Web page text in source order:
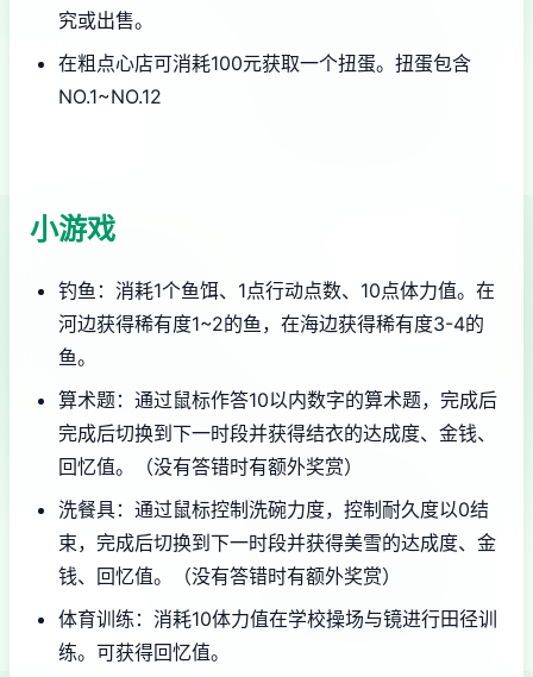
究或出售。
在粗点心店可消耗100元获取一个扭蛋。扭蛋包含
NO.1~NO.12
小游戏
钓鱼：消耗1个鱼饵、1点行动点数、10点体力值。在
河边获得稀有度1~2的鱼，在海边获得稀有度3-4的
鱼。
算术题：通过鼠标作答10以内数字的算术题，完成后
完成后切换到下一时段并获得结衣的达成度、金钱、
回忆值。（没有答错时有额外奖赏）
洗餐具：通过鼠标控制洗碗力度，控制耐久度以0结
束，完成后切换到下一时段并获得美雪的达成度、金
钱、回忆值。（没有答错时有额外奖赏）
体育训练：消耗10体力值在学校操场与镜进行田径训
练。可获得回忆值。